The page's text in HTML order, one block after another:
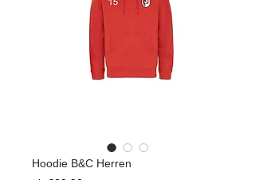
Hoodie B&C Herren